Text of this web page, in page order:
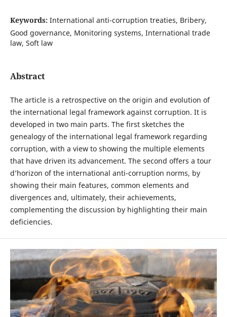
Keywords: International anti-corruption treaties, Bribery,
Good governance, Monitoring systems, International trade
law, Soft law
Abstract
The article is a retrospective on the origin and evolution of
the international legal framework against corruption. It is
developed in two main parts. The first sketches the
genealogy of the international legal framework regarding
corruption, with a view to showing the multiple elements
that have driven its advancement. The second offers a tour
d’horizon of the international anti-corruption norms, by
showing their main features, common elements and
divergences and, ultimately, their achievements,
complementing the discussion by highlighting their main
deficiencies.